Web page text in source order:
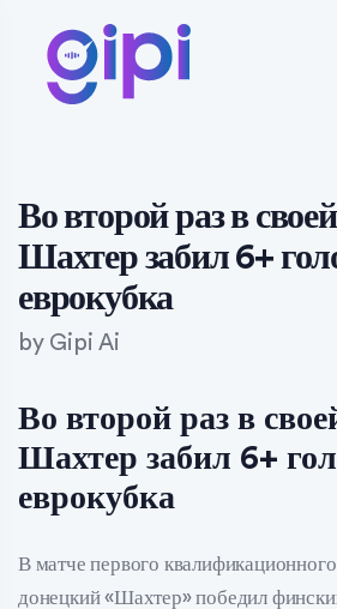
Во второй раз в
Шахтер забил 6+
еврокубка
by Gipi Ai
Во второй раз в
Шахтер забил 6+
еврокубка
В матче первого
донецкий «Шахтер» победил